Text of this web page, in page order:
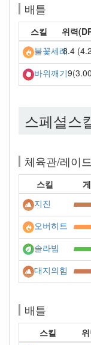
배틀
스킬 위력
불꽃세례8.4
바위깨기
스페셜스
체육관/레이드
스킬
지진
오버히트
솔라빔
대지의힘
배틀
스킬